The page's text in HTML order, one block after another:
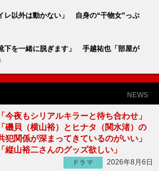
レ以外は動かない」 自身の“干物女”っぷ
下を一緒に脱ぎます」 手越祐也「部屋が
NEWS
「今夜もシリアルキラーと待ち合わせ」
「磯貝（横山裕）とヒナタ（関水渚）の
犯関係が深まってきているのがいい」
「縦山裕二さんのグッズ欲しい」
ドラマ
2026年8月6日